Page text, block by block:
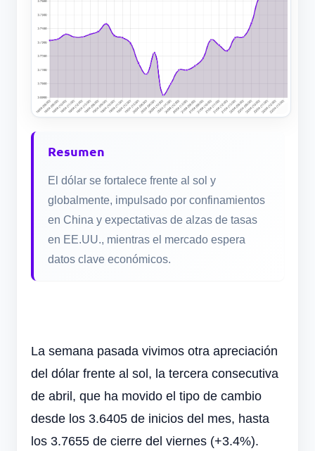
Resumen
El dólar se fortalece frente al sol y
globalmente, impulsado por confinamientos
en China y expectativas de alzas de tasas
en EE.UU., mientras el mercado espera
datos clave económicos.
La semana pasada vivimos otra apreciación
del dólar frente al sol, la tercera consecutiva
de abril, que ha movido el tipo de cambio
desde los 3.6405 de inicios del mes, hasta
los 3.7655 de cierre del viernes (+3.4%).